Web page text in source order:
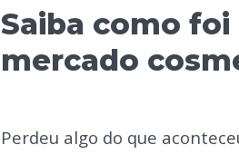
Saiba como
mercado
Perdeu algo do que